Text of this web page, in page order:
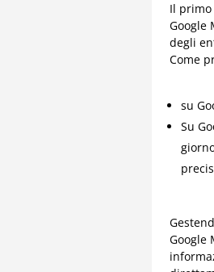
Il primo
Google
degli
Come
su
Su
Google